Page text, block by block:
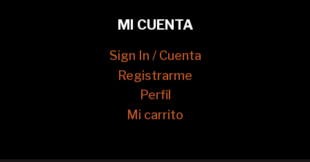
MI CUENTA
Sign In / Cuenta
Registrarme
Perfil
Mi carrito